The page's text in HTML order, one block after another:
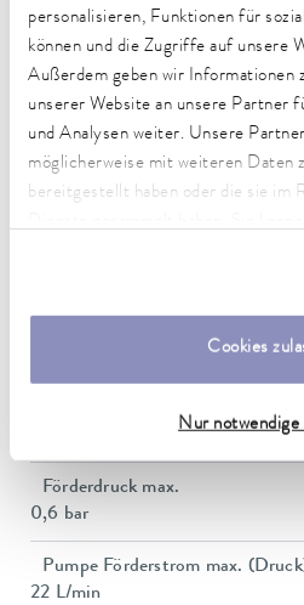
personalisieren, Funktionen für
können und die Zugriffe auf unsere
Außerdem geben wir Informationen
unserer Website an unsere Partner
und Analysen weiter. Unsere
möglicherweise mit weiteren Daten
bereitgestellt haben oder die sie im
Cookies
Nur notwendige
Arbeitstemperaturbereich
20 ... 200 °C
Umgebungstemperaturbereich
Temperaturkonstanz
0.01 ± K
Leistungsaufnahme
Förderdruck max.
0,6 bar
Pumpe Förderstrom max.
22 L/min